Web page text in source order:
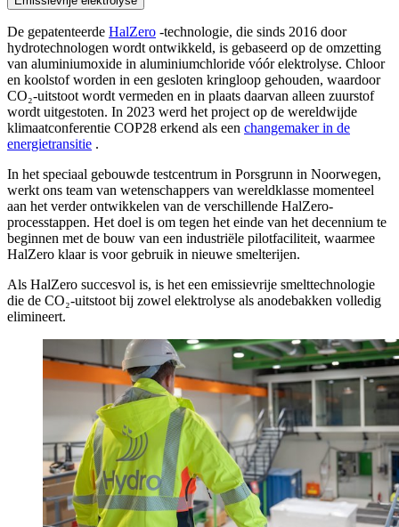
De gepatenteerde HalZero -technologie, die sinds 2016 door
hydrotechnologen wordt ontwikkeld, is gebaseerd op de omzetting
van aluminiumoxide in aluminiumchloride vóór elektrolyse. Chloor
en koolstof worden in een gesloten kringloop gehouden, waardoor
CO₂-uitstoot wordt vermeden en in plaats daarvan alleen zuurstof
wordt uitgestoten. In 2023 werd het project op de wereldwijde
klimaatconferentie COP28 erkend als een changemaker in de
energietransitie .
In het speciaal gebouwde testcentrum in Porsgrunn in Noorwegen,
werkt ons team van wetenschappers van wereldklasse momenteel
aan het verder ontwikkelen van de verschillende HalZero-
processtappen. Het doel is om tegen het einde van het decennium te
beginnen met de bouw van een industriële pilotfaciliteit, waarmee
HalZero klaar is voor gebruik in nieuwe smelterijen.
Als HalZero succesvol is, is het een emissievrije smelttechnologie
die de CO₂-uitstoot bij zowel elektrolyse als anodebakken volledig
elimineert.